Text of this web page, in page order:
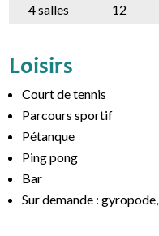
4 salles 12
Loisirs
Court de tennis
Parcours sportif
Pétanque
Ping pong
Bar
Sur demande : gyropode,...